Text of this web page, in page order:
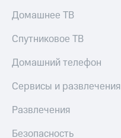
Домашнее ТВ
Спутниковое ТВ
Домашний телефон
Сервисы и развлечения
Развлечения
Безопасность